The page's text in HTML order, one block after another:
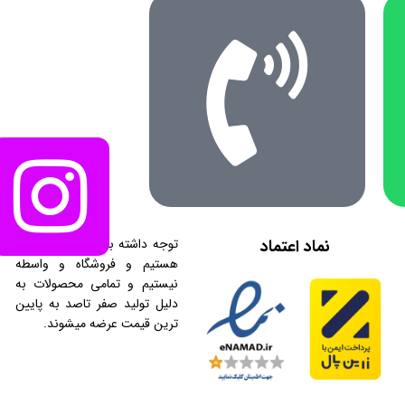
نماد اعتماد
توجه داشته باشید که ما تولیدی
هستیم و فروشگاه و واسطه
نیستیم و تمامی محصولات به
دلیل تولید صفر تاصد به پایین
ترین قیمت عرضه میشوند.